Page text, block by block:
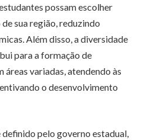
possam escolher
sua região, reduzindo
Além disso, a diversidade
para a formação de
variadas, atendendo às
o desenvolvimento
pelo governo estadual,